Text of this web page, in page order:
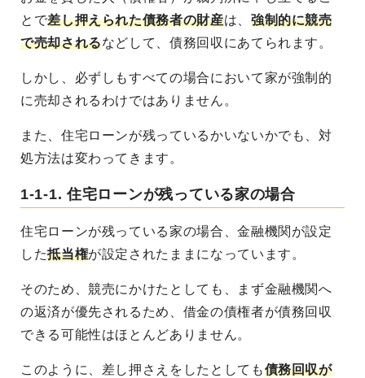
とで差し押えられた債務者の財産は、 強制的に競売
で売却されるなどして、債務回収にあてられます。
しかし、必ずしもすべての場合において家が強制的
に売却されるわけではありません。
また、住宅ローンが残っているかいないかでも、対
処方法は変わってきます。
1-1-1. 住宅ローンが残っている家の場合
住宅ローンが残っている家の場合、金融機関が設定
した抵当権が設定されたままになっています。
そのため、競売にかけたとしても、まず金融機関へ
の返済が優先されるため、借金の債権者が債務回収
できる可能性はほとんどありません。
このように、差し押さえをしたとしても債務回収が